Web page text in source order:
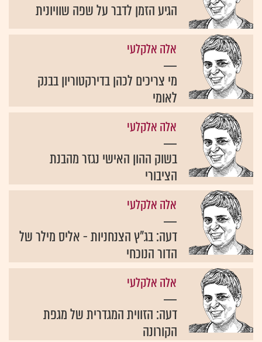
הגיע הזמן לדבר על שפה שוויונית
אלה אלקלעי
מי צריכים לכהן בדירקטוריון בבנק
לאומי
אלה אלקלעי
בשוק ההון האישי נגזר מהבנת
הציבורי
אלה אלקלעי
דעה: בג"ץ הצנחניות - אליס מילר של
הדור הנוכחי
אלה אלקלעי
דעה: הזווית המגדרית של מגפת
הקורונה